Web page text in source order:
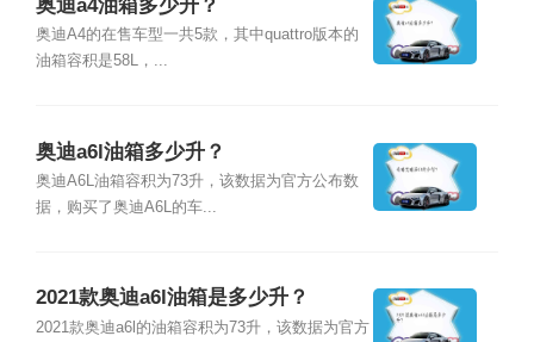
奥迪a4油箱多少升？
奥迪A4的在售车型一共5款，其中quattro版本的
油箱容积是58L，...
奥迪a6l油箱多少升？
奥迪A6L油箱容积为73升，该数据为官方公布数
据，购买了奥迪A6L的车...
2021款奥迪a6l油箱是多少升？
2021款奥迪a6l的油箱容积为73升，该数据为官方